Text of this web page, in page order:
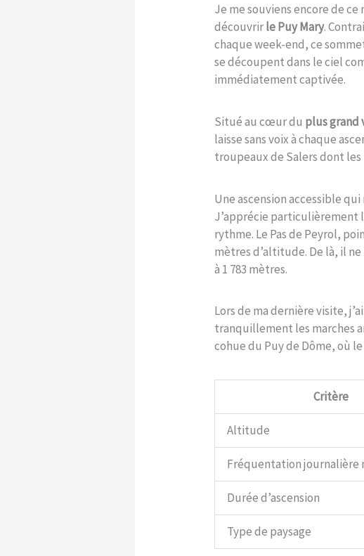
Je me souviens encore de
découvrirle Puy Mary.
chaque week-end, ce
se découpent dans le ciel
immédiatement captivée.
Situé au cœur du plus grand
laisse sans voix à chaque
troupeaux de Salers dont
Une ascension accessible
J’apprécie particulièrement
rythme. Le Pas de Peyrol,
mètres d’altitude. De là, il
à 1 783 mètres.
Lors de ma dernière visite,
tranquillement les marches
cohue du Puy de Dôme, où
Critère
Altitude
Fréquentation journalière
Durée d’ascension
Type de paysage